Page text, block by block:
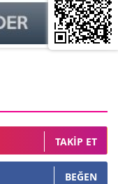
TAKIP ET
BEĞEN